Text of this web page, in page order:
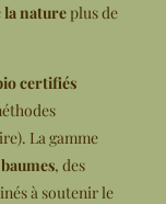
la natureplus de
certifiés
La gamme
baumes, des
à soutenir le